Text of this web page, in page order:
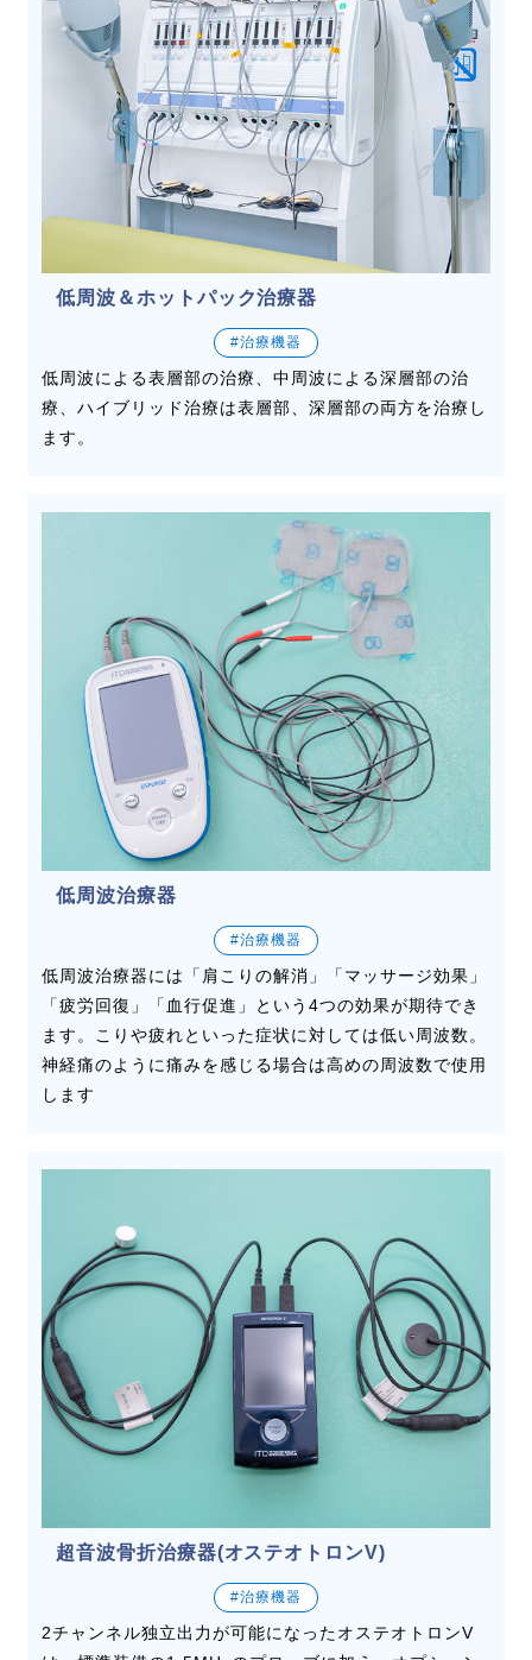
低周波＆ホットパック治療器
#治療機器
低周波による表層部の治療、中周波による深層部の治
療、ハイブリッド治療は表層部、深層部の両方を治療し
ます。
低周波治療器
#治療機器
低周波治療器には「肩こりの解消」「マッサージ効果」
「疲労回復」「血行促進」という4つの効果が期待でき
ます。こりや疲れといった症状に対しては低い周波数。
神経痛のように痛みを感じる場合は高めの周波数で使用
します
超音波骨折治療器(オステオトロンV)
#治療機器
2チャンネル独立出力が可能になったオステオトロンV